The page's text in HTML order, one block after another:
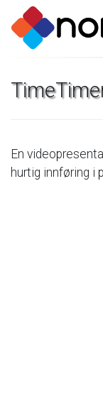
En
hurtig innføring i